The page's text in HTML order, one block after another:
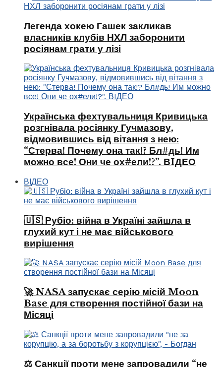
Легенда хокею Гашек закликав
власників клубів НХЛ заборонити
росіянам грати у лізі
Українська фехтувальниця Кривицька
розгнівала росіянку Гучмазову,
відмовившись від вітання з нею:
“Стерва! Почему она так!? Бл#дь! Им
можно все! Они че ох#ели!?”. ВIДЕО
ВІДЕО
🇺🇸 Рубіо: війна в Україні зайшла в
глухий кут і не має військового
вирішення
🚀 NASA запускає серію місій Moon
Base для створення постійної бази на
Місяці
⚖️ Санкції проти мене запровадили “не